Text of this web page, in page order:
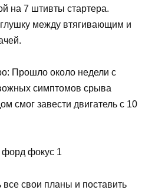
на 7 штивты стартера.
между втягивающим и
Прошло около недели с
симптомов срыва
смог завести двигатель с 10
свои планы и поставить